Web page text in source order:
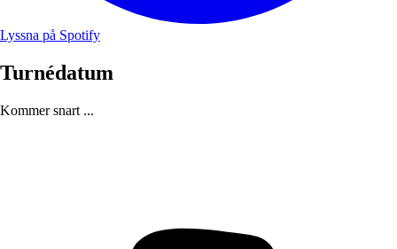
Lyssna på Spotify
Turnédatum
Kommer snart ...